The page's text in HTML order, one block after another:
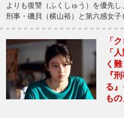
よりも復讐（ふくしゅう）を優先
刑事・磯貝（横山裕）と第六感女
「
「
く
『
る
もの